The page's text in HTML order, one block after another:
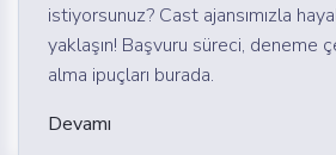
istiyorsunuz? Cast ajansımızla
yaklaşın! Başvuru süreci, deneme
alma ipuçları burada.
Devamı